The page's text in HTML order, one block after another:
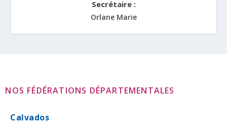
Secrétaire :
Orlane Marie
NOS FÉDÉRATIONS DÉPARTEMENTALES
Calvados